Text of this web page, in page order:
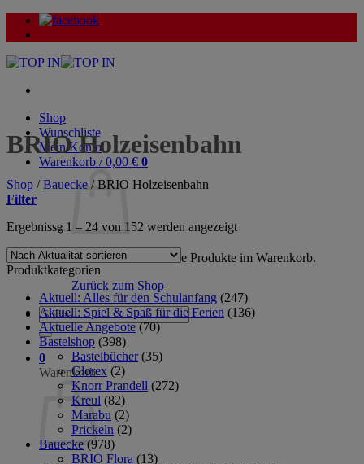
Zum
Inhalt
Shop
Wunschliste
Mein Konto
Warenkorb /0,00 € 0
Es befinden sich keine Produkte im Warenkorb.
Zurück zum Shop
Suche
nach:
0
Warenkorb
BRIO Holzeisenbahn
Shop / Bauecke /BRIO Holzeisenbahn
Filter
Ergebnisse 1 – 24 von 152 werden angezeigtNach
sortiert
Produktkategorien
Aktuell: Alles für den Schulanfang (247)
Aktuell: Spiel & Spaß für die Ferien (136)
Aktuelle Angebote (70)
Bastelshop (398)
Bastelbücher (35)
Glorex (2)
Knorr Prandell (272)
Kreul (82)
Marabu (2)
Prickeln (2)
Bauecke (978)
BRIO Flora (13)